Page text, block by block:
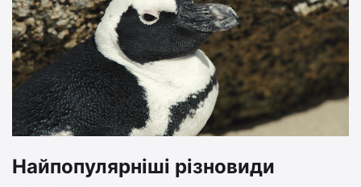
Найпопулярніші різновиди